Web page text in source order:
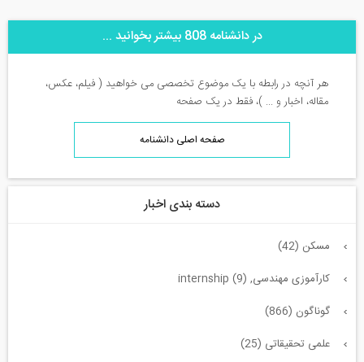
در دانشنامه 808 بیشتر بخوانید ...
هر آنچه در رابطه با یک موضوع تخصصی می خواهید ( فیلم، عکس،
مقاله، اخبار و ... )، فقط در یک صفحه
صفحه اصلی دانشنامه
دسته بندی اخبار
مسکن (42)
کارآموزی مهندسی, internship (9)
گوناگون (866)
علمی تحقیقاتی (25)